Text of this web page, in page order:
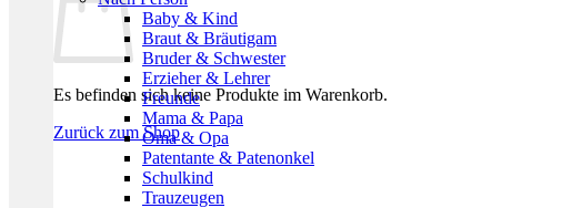
Es befinden sich keine Produkte im Warenkorb.
Zurück zum Shop
Baby & Kind
Braut & Bräutigam
Bruder & Schwester
Erzieher & Lehrer
Freunde
Mama & Papa
Oma & Opa
Patentante & Patenonkel
Schulkind
Trauzeugen